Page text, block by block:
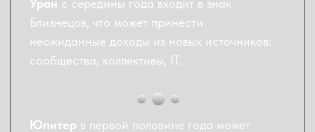
и приносят неожиданную удачу. Число 5 - в
сферах общения и поездок, число 9 - в